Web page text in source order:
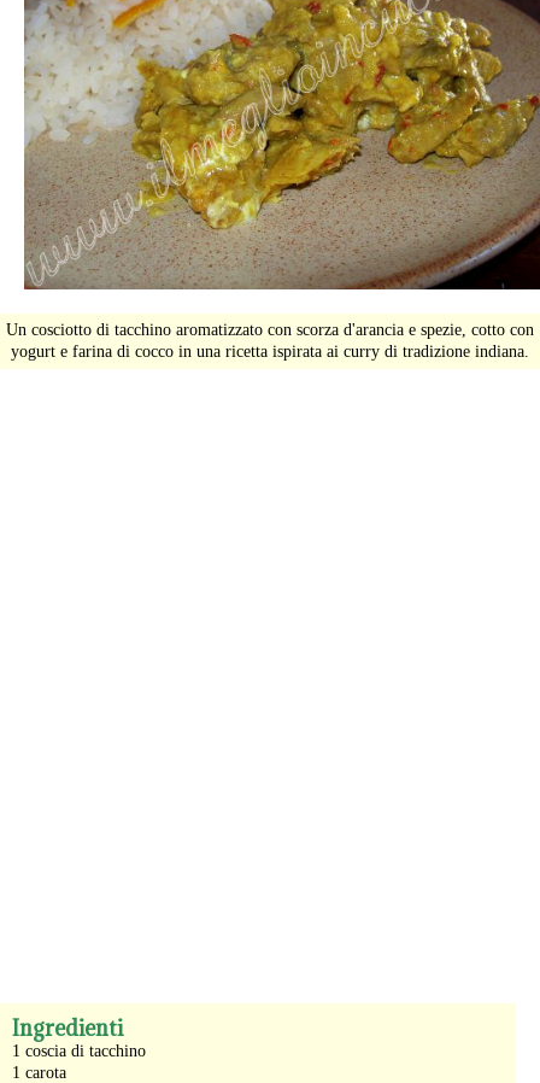
Un cosciotto di tacchino aromatizzato con scorza d'arancia e spezie, cotto con
yogurt e farina di cocco in una ricetta ispirata ai curry di tradizione indiana.
Ingredienti
1 coscia di tacchino
1 carota